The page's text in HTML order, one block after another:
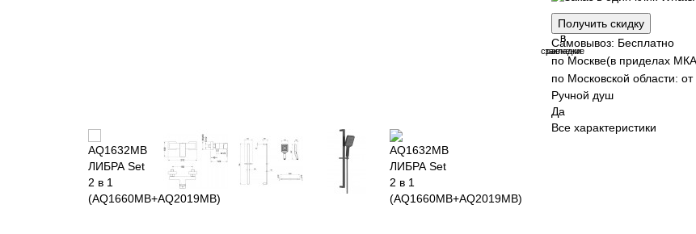
Получить скидку
В
закладки
В
сравнение
Самовывоз: Бесплатно
по Москве(в приделах
по Московской области:
Ручной душ
Да
Все характеристики